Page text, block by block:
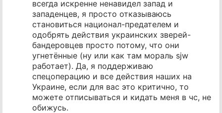
всегда искренне ненавидел запад и
западенцев, я просто отказываюсь
становиться национал-предателем и
одобрять действия украинских зверей-
бандеровцев просто потому, что они
угнетённые (ну или как там мораль sjw
работает). Да, я поддерживаю
спецоперацию и все действия наших на
Украине, если для вас это критично, то
можете отписываться и кидать меня в чс, не
обижусь.